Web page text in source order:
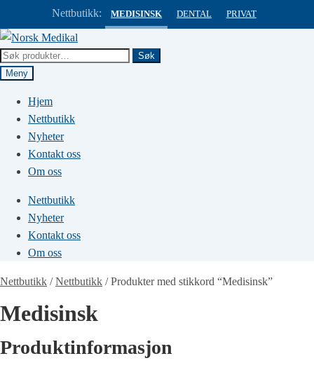
Nettbutikk: MEDISINSK DENTAL PRIVAT
Hopp
til
navigasjon
Hopp
til
innhold
Søk
etter:
Søk
Meny
Hjem
Nettbutikk
Nyheter
Kontakt oss
Om oss
Nettbutikk
Nyheter
Kontakt oss
Om oss
Nettbutikk /Nettbutikk /Produkter med stikkord “Medisinsk”
Medisinsk
Produktinformasjon